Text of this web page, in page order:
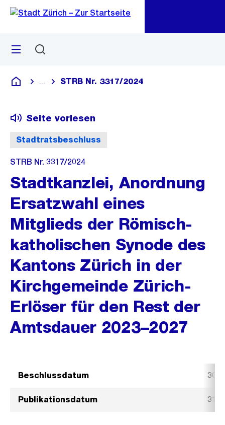
Navigation
Sprunglink
Menü
Deutsch
Blende alle Breadcrumbs ein
STRB Nr. 3317/2024
Stadtratsbeschluss
Seite vorlesen
STRB Nr. 3317/2024
Stadtkanzlei, Anordnung
Ersatzwahl eines
Mitglieds der Römisch-
katholischen Synode des
Kantons Zürich in der
Kirchgemeinde Zürich-
Erlöser für den Rest der
Amtsdauer 2023–2027
Beschlussdatum 30.
Publikationsdatum 31.